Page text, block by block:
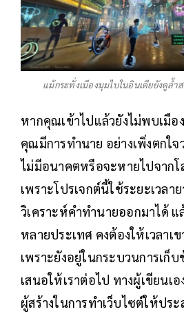
แม้กระทั่งเมืองมุมไบในอินเดียยังดูล้ำ
หากคุณเข้าไปแล้วยังไม่พบเมือ
คุณมีการทำนาย อย่างเพิ่งตกใ
ไม่มีอนาคตหรือจะหายไปจาก
เพราะโปรเจกต์นี้ใช้ระยะเวลา
วิเคราะห์คำทำนายออกมาได้ แ
หลายประเทศ คงต้องให้เวลา
เพราะยังอยู่ในกระบวนการเก็
เสนอให้เราต่อไป ทางผู้เขียนเ
ผู้สร้างในการทำเว็บไซต์ให้ประ